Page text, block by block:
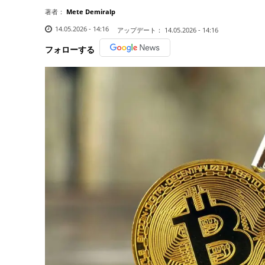
著者： Mete Demiralp
14.05.2026 - 14:16
アップデート： 14.05.2026 - 14:16
フォローする